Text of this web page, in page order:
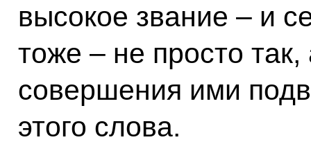
высокое звание – и
тоже – не просто
совершения ими
этого слова.